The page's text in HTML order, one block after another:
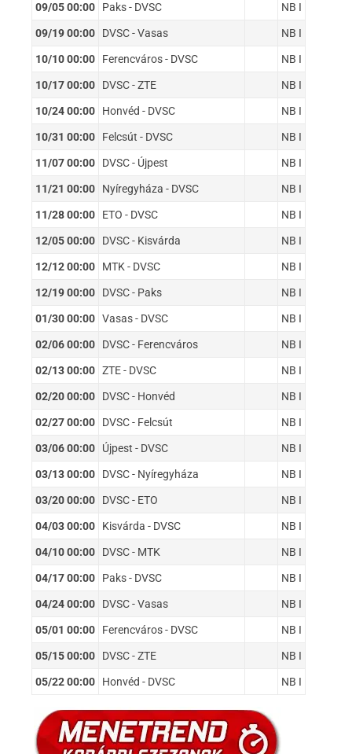
09/05 00:00 Paks - DVSC NB I
09/19 00:00 DVSC - Vasas NB I
10/10 00:00 Ferencváros - DVSC NB I
10/17 00:00 DVSC - ZTE NB I
10/24 00:00 Honvéd - DVSC NB I
10/31 00:00 Felcsút - DVSC NB I
11/07 00:00 DVSC - Újpest NB I
11/21 00:00 Nyíregyháza - DVSC NB I
11/28 00:00 ETO - DVSC NB I
12/05 00:00 DVSC - Kisvárda NB I
12/12 00:00 MTK - DVSC NB I
12/19 00:00 DVSC - Paks NB I
01/30 00:00 Vasas - DVSC NB I
02/06 00:00 DVSC - Ferencváros NB I
02/13 00:00 ZTE - DVSC NB I
02/20 00:00 DVSC - Honvéd NB I
02/27 00:00 DVSC - Felcsút NB I
03/06 00:00 Újpest - DVSC NB I
03/13 00:00 DVSC - Nyíregyháza NB I
03/20 00:00 DVSC - ETO NB I
04/03 00:00 Kisvárda - DVSC NB I
04/10 00:00 DVSC - MTK NB I
04/17 00:00 Paks - DVSC NB I
04/24 00:00 DVSC - Vasas NB I
05/01 00:00 Ferencváros - DVSC NB I
05/15 00:00 DVSC - ZTE NB I
05/22 00:00 Honvéd - DVSC NB I